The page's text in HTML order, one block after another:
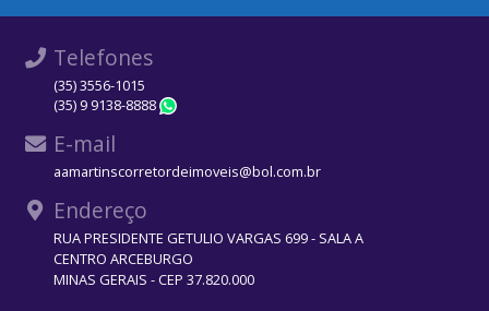
Telefones
(35) 3556-1015
(35) 9 9138-8888
E-mail
aamartinscorretordeimoveis@bol.com.br
Endereço
RUA PRESIDENTE GETULIO VARGAS 699 - SALA A
CENTRO ARCEBURGO
MINAS GERAIS - CEP 37.820.000